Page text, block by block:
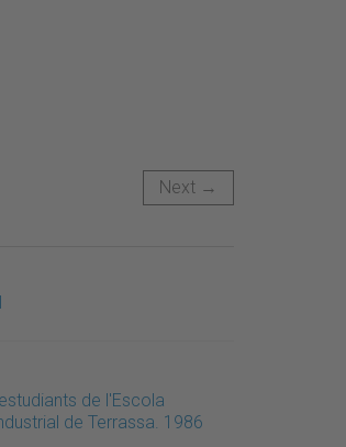
Next →
de l'Escola
de Terrassa. 1986